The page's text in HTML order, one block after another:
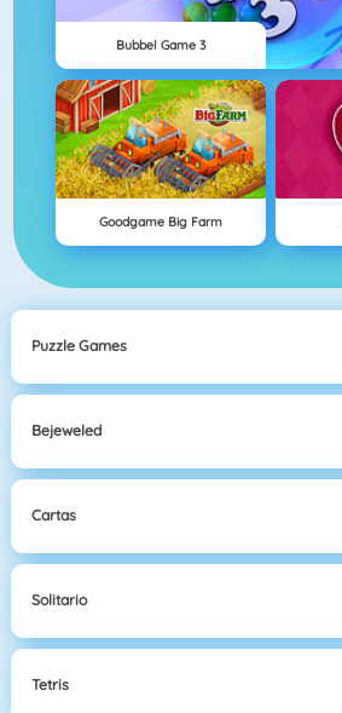
Bubbel Game 3
Goodgame Big Farm
Puzzle Games
Bejeweled
Cartas
Solitario
Tetris